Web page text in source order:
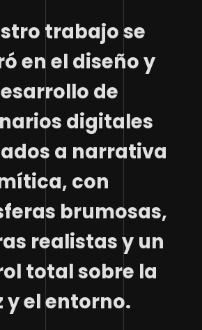
trabajo se
en el diseño y
de
digitales
a narrativa
con
brumosas,
realistas y un
total sobre la
y el entorno.